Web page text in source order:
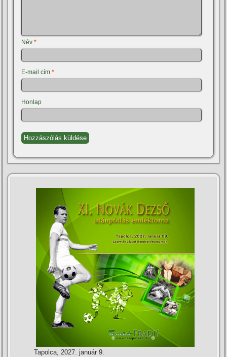
Név*
E-mail cím*
Honlap
Tapolca, 2027. január 9.